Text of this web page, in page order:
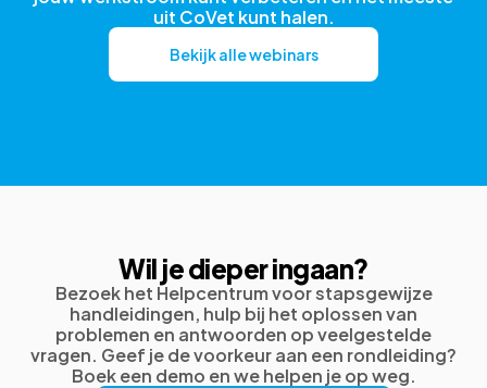
uit CoVet kunt halen.
Bekijk alle webinars
Wil je dieper ingaan?
Bezoek het Helpcentrum voor stapsgewijze
handleidingen, hulp bij het oplossen van
problemen en antwoorden op veelgestelde
vragen. Geef je de voorkeur aan een rondleiding?
Boek een demo en we helpen je op weg.